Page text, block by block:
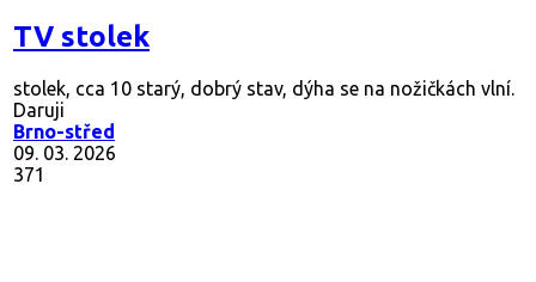
TV stolek
stolek, cca 10 starý, dobrý stav, dýha se na nožičkách vlní.
Daruji
Brno-střed
09. 03. 2026
371